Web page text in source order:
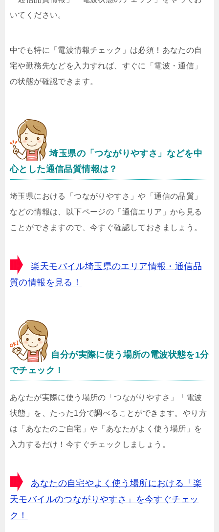
いてください。
中でも特に「電波情報チェック」は必須！あなたの自
宅や勤務先などを入力すれば、すぐに「電波・通信」
の状態が確認できます。
埼玉県の「つながりやすさ」などを中
心とした通信品質情報は？
埼玉県における「つながりやすさ」や「通信の品質」
などの情報は、以下ページの「通信エリア」から見る
ことができますので、今すぐ確認しておきましょう。
楽天モバイル埼玉県のエリア情報・通信品
質の情報を見る！
自分が実際に使う場所の電波状態を1分
でチェック！
あなたが実際に使う場所の「つながりやすさ」「電波
状態」を、たった1分で調べることができます。やり方
は「あなたのご自宅」や「あなたがよく使う場所」を
入力するだけ！今すぐチェックしましょう。
あなたの自宅やよく使う場所における「楽
天モバイルのつながりやすさ」を今すぐチェッ
ク！